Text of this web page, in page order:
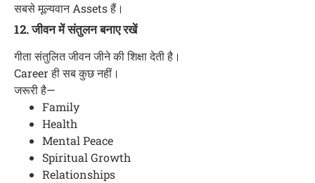
सबसे मूल्यवान Assets हैं।
12. जीवन में संतुलन बनाए रखें
गीता संतुलित जीवन जीने की शिक्षा देती है।
Career ही सब कुछ नहीं।
जरूरी है—
Family
Health
Mental Peace
Spiritual Growth
Relationships